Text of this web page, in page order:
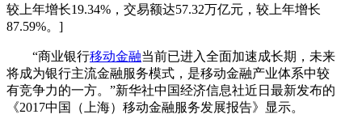
较上年增长19.34%，交易额达57.32万亿元，较上年增长
87.59%。]
“商业银行移动金融当前已进入全面加速成长期，未来
将成为银行主流金融服务模式，是移动金融产业体系中较
有竞争力的一方。”新华社中国经济信息社近日最新发布的
《2017中国（上海）移动金融服务发展报告》显示。